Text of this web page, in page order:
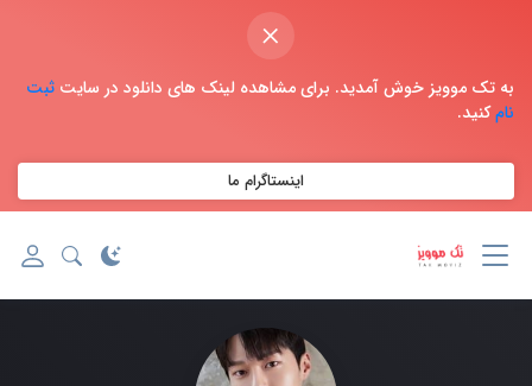
×
به تک موویز خوش آمدید. برای مشاهده لینک های دانلود در سایت ثبت
نامکنید.
اینستاگرام ما